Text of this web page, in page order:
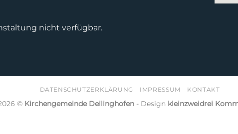
nicht verfügbar.
DATENSCHUTZERKLÄRUNG IMPRESSUM KONTAKT
© Kirchengemeinde Deilinghofen- Design kleinzweidrei